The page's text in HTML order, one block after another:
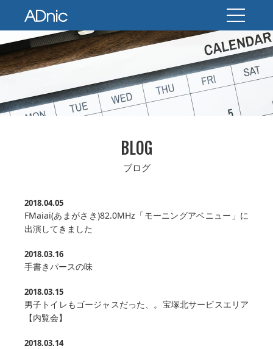
BLOG
ブログ
2018.04.05
FMaiai(あまがさき)82.0MHz「モーニングアベニュー」に
出演してきました
2018.03.16
手書きパースの味
2018.03.15
男子トイレもゴージャスだった、。宝塚北サービスエリア
【内覧会】
2018.03.14